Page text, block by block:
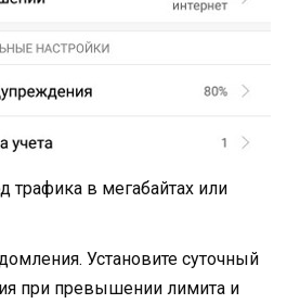
трафика в мегабайтах или
Установите суточный
при превышении лимита и